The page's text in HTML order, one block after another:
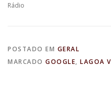
Rádio
POSTADO EM GERAL
MARCADO GOOGLE, LAGOA